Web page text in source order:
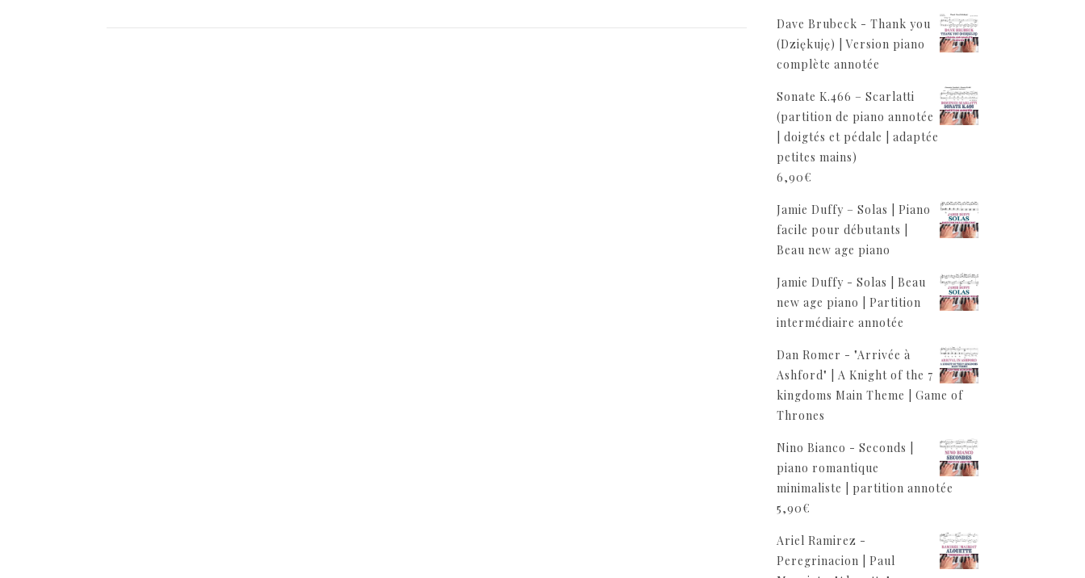
Dave Brubeck - Thank you
(Dziękuję) | Version piano
complète annotée
Sonate K.466 – Scarlatti
(partition de piano annotée
| doigtés et pédale | adaptée
petites mains)
6,90€
Jamie Duffy – Solas | Piano
facile pour débutants |
Beau new age piano
Jamie Duffy - Solas | Beau
new age piano | Partition
intermédiaire annotée
Dan Romer - "Arrivée à
Ashford" | A Knight of the 7
kingdoms Main Theme | Game of
Thrones
Nino Bianco - Seconds |
piano romantique
minimaliste | partition annotée
5,90€
Ariel Ramirez -
Peregrinacion | Paul